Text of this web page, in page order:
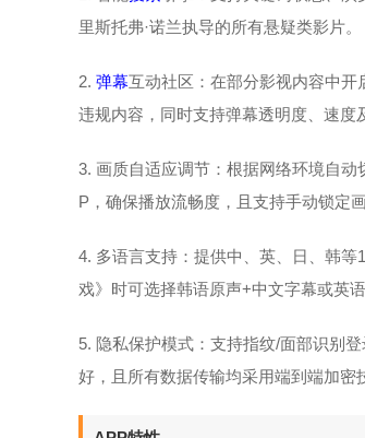
里斯托弗·诺兰执导的所有悬疑类影片。
2. 弹幕互动社区：在部分影视内容中开
违规内容，同时支持弹幕透明度、速度
3. 画质自适应调节：根据网络环境自
P，确保播放流畅度，且支持手动锁定画
4. 多语言支持：提供中、英、日、韩
戏》时可选择韩语原声+中文字幕或英语
5. 隐私保护模式：支持指纹/面部识别
好，且所有数据传输均采用端到端加密